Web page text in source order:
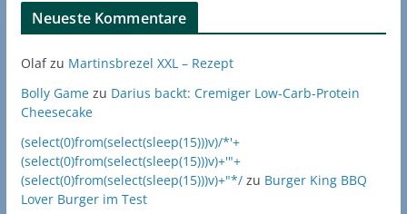
Neueste Kommentare
Olafzu Martinsbrezel XXL – Rezept
Bolly Gamezu Darius backt: Cremiger Low-Carb-Protein
Cheesecake
(select(0)from(select(sleep(15)))v)/*'+
(select(0)from(select(sleep(15)))v)+'"+
(select(0)from(select(sleep(15)))v)+"*/zu Burger King BBQ
Lover Burger im Test